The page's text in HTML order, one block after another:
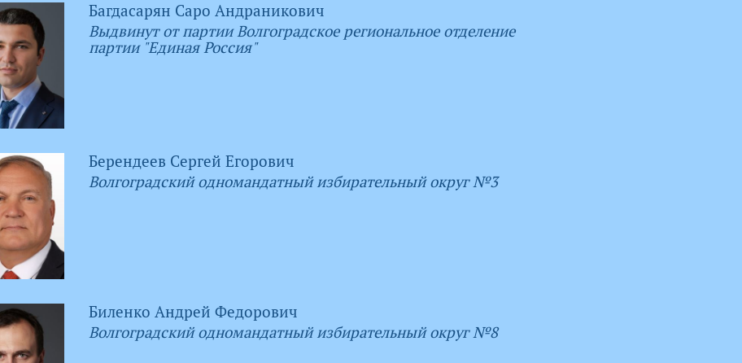
Багдасарян Саро Андраникович
Выдвинут от партии Волгоградское региональное отделение
партии "Единая Россия"
Берендеев Сергей Егорович
Волгоградский одномандатный избирательный округ №3
Биленко Андрей Федорович
Волгоградский одномандатный избирательный округ №8